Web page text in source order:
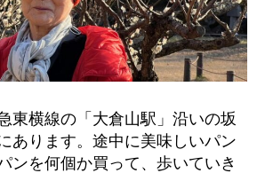
東横線の「大倉山駅」沿いの坂
あります。途中に美味しいパン
ンを何個か買って、歩いていき